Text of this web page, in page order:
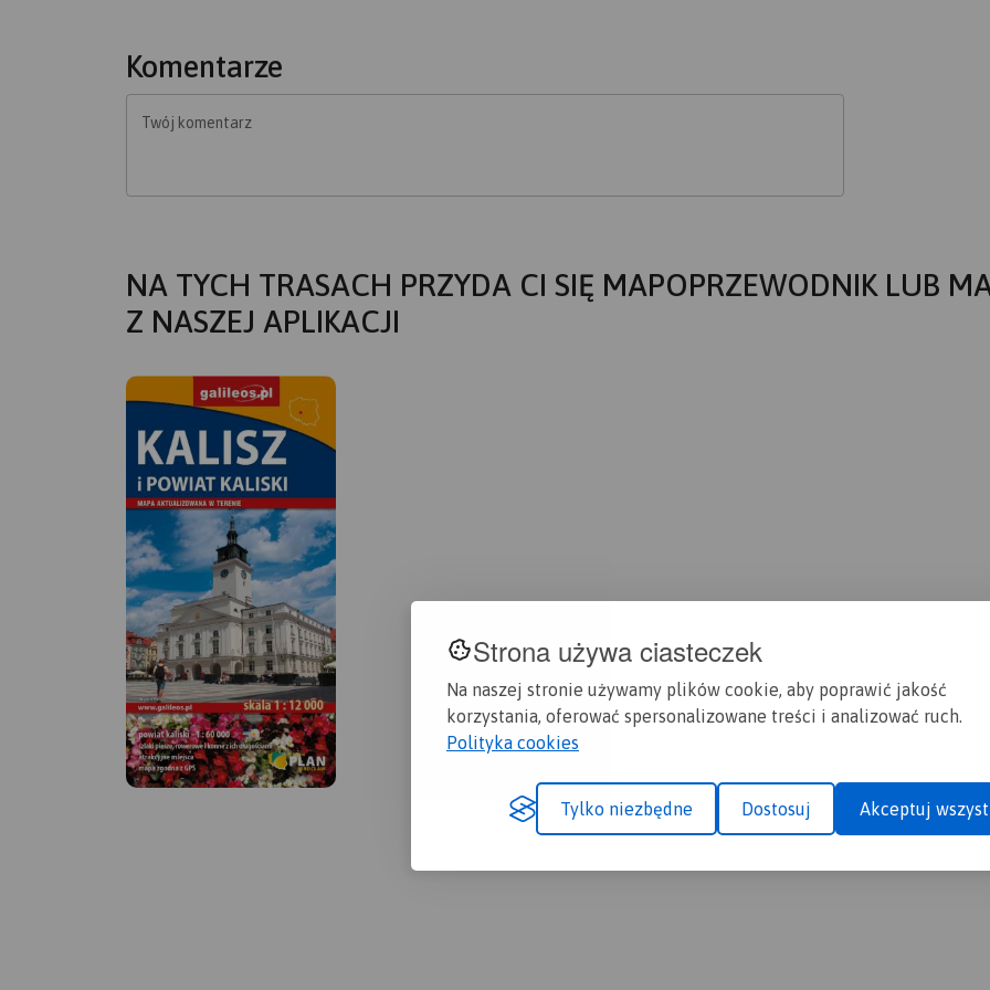
Strona używa ciasteczek
Na naszej stronie używamy plików cookie, aby poprawić jakość
korzystania, oferować spersonalizowane treści i analizować ruch.
Polityka cookies
Tylko niezbędne Dostosuj Akceptuj
Komentarze
Twój komentarz
NA TYCH TRASACH PRZYDA CI SIĘ MAPOPRZEWODNIK LUB
Z NASZEJ APLIKACJI